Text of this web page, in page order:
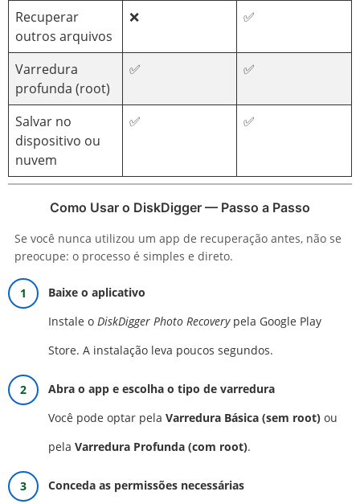
Recuperar
outros arquivos
❌ ✅
Varredura
profunda (root)
✅ ✅
Salvar no
dispositivo ou
nuvem
✅ ✅
Como Usar o DiskDigger — Passo a Passo
Se você nunca utilizou um app de recuperação antes, não se
preocupe: o processo é simples e direto.
Baixe o aplicativo
Instale o DiskDigger Photo Recoverypela Google Play
Store. A instalação leva poucos segundos.
Abra o app e escolha o tipo de varredura
Você pode optar pela Varredura Básica (sem root) ou
pela Varredura Profunda (com root).
Conceda as permissões necessárias